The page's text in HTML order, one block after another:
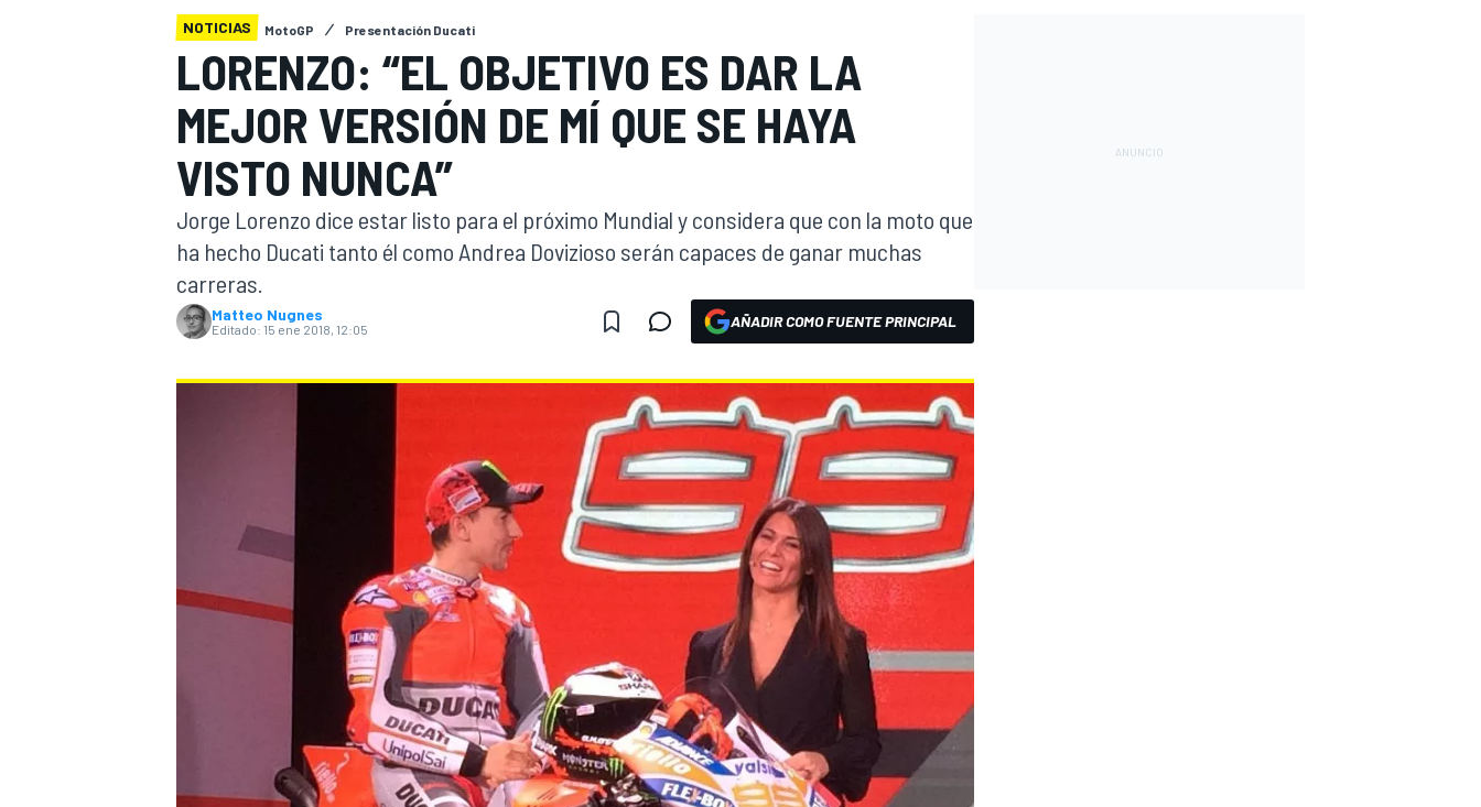
WEC FÓRMULA E
NOTICIAS MotoGP Presentación Ducati
LORENZO: “EL OBJETIVO ES DAR LA
MEJOR VERSIÓN DE MÍ QUE SE HAYA
VISTO NUNCA”
Jorge Lorenzo dice estar listo para el próximo Mundial y considera que con la moto que
ha hecho Ducati tanto él como Andrea Dovizioso serán capaces de ganar muchas
carreras.
Matteo Nugnes
Editado: 15 ene 2018, 12:05 AÑADIR COMO FUENTE PRINCIPAL